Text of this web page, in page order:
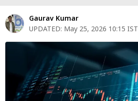
शेयर
बाज़ार
बिजनेस
न्यूज
वीडियो
Gaurav Kumar
UPDATED: May 25, 2026 10:15 IST